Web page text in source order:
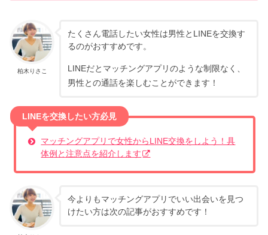
柏木りさこ
たくさん電話したい女性は男性とLINEを交換す
るのがおすすめです。
LINEだとマッチングアプリのような制限なく、
男性との通話を楽しむことができます！
LINEを交換したい方必見
マッチングアプリで女性からLINE交換をしよう！具
体例と注意点を紹介します
今よりもマッチングアプリでいい出会いを見つ
けたい方は次の記事がおすすめです！